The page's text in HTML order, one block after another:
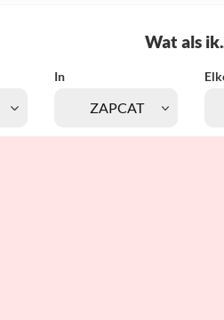
Wat als
In